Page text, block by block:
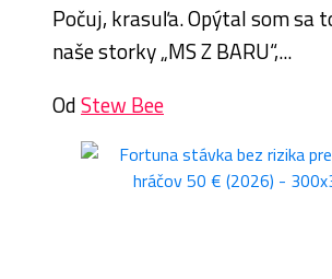
Počuj, krasuľa. Opýtal som sa
naše storky „MS Z BARU“,...
OdStew Bee